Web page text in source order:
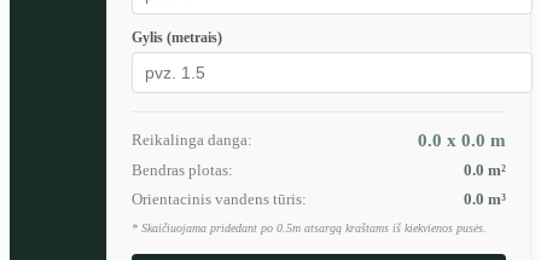
Gylis (metrais)
Reikalinga danga: 0.0 x 0.0 m
Bendras plotas: 0.0 m²
Orientacinis vandens tūris:
0.0 m³
* Skaičiuojama pridedant po 0.5m atsargą kraštams iš kiekvienos pusės.